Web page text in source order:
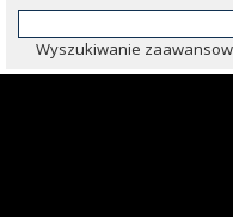
Wyszukiwanie